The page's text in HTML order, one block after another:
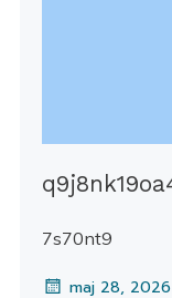
7s70nt9
maj 28, 2026